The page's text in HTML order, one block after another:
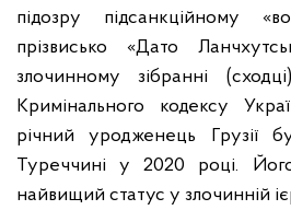
підозру підсанкційному
прізвисько «Дато
злочинному зібранні
Кримінального кодексу
річний уродженець Грузії
Туреччині у 2020 році.
найвищий статус у злочинній